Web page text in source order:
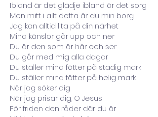
Ibland är det glädje ibland är det sorg
Men mitt i allt detta är du min borg
Jag kan alltid lita på din närhet
Mina känslor går upp och ner
Du är den som är här och ser
Du går med mig alla dagar
Du ställer mina fötter på stadig mark
Du ställer mina fötter på helig mark
När jag söker dig
När jag prisar dig, O Jesus
För friden den råder där du är